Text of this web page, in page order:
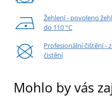
Žehlení - povoleno
do 110 °C
Profesionální čištění -
čistění
Mohlo by vás